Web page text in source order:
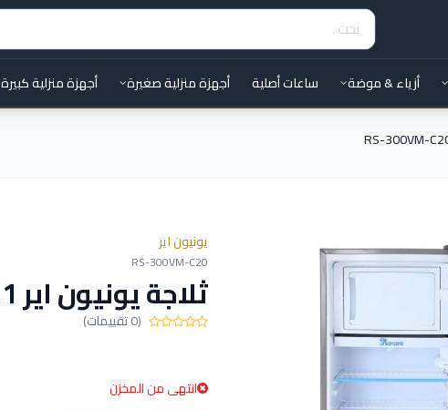
أزياء & موضة ساعات أصلية أجهزة منزلية صغيرة أجهزة منزلية كبيرة
يونيون اير
RS-300VM-C20
ثلاجة يونيون اير 11 قدم باب واحد RS-300VM-C20
(0 تقييمات)
انتهى من المخزن